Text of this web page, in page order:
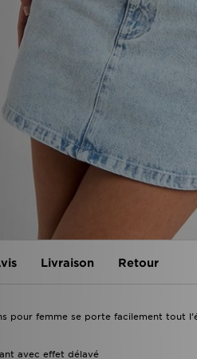
Livraison Retour
pour femme se porte facilement tout
avec effet délavé